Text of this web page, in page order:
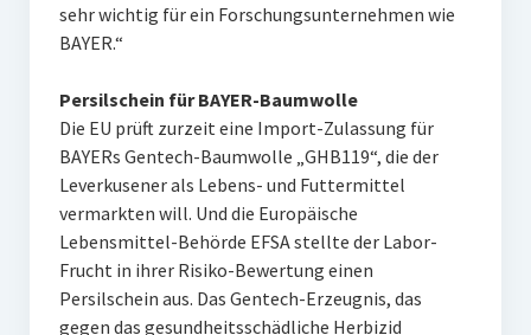
sehr wichtig für ein Forschungsunternehmen wie
BAYER.“
Persilschein für BAYER-Baumwolle
Die EU prüft zurzeit eine Import-Zulassung für
BAYERs Gentech-Baumwolle „GHB119“, die der
Leverkusener als Lebens- und Futtermittel
vermarkten will. Und die Europäische
Lebensmittel-Behörde EFSA stellte der Labor-
Frucht in ihrer Risiko-Bewertung einen
Persilschein aus. Das Gentech-Erzeugnis, das
gegen das gesundheitsschädliche Herbizid